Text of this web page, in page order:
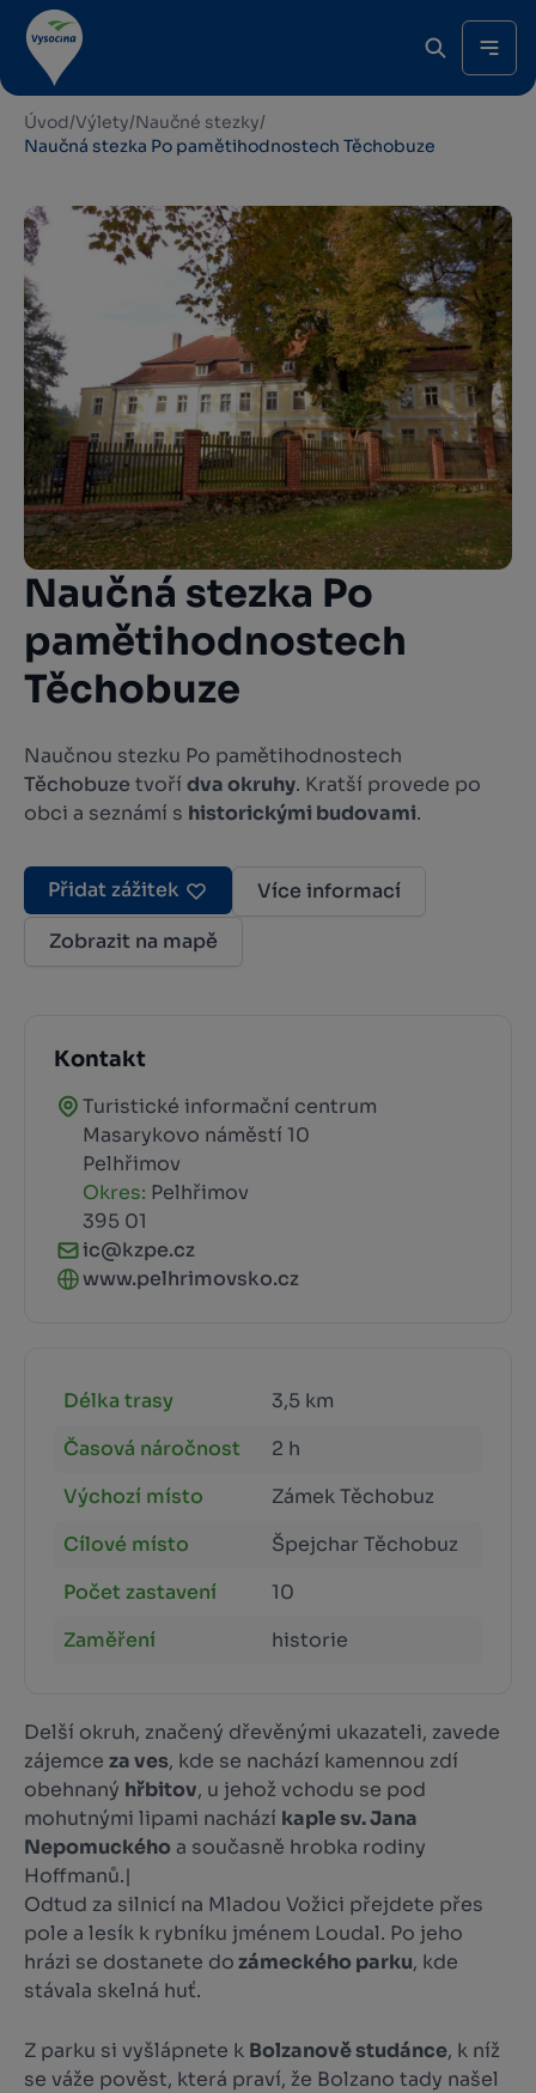
Úvod/Výlety/Naučné stezky/
Naučná stezka Po pamětihodnostech Těchobuze
Naučná stezka Po
pamětihodnostech
Těchobuze
Naučnou stezku Po pamětihodnostech
Těchobuze tvoří dva okruhy. Kratší provede po
obci a seznámí s historickými budovami.
Přidat zážitek
Více informací
Zobrazit na mapě
Kontakt
Turistické informační centrum
Masarykovo náměstí 10
Pelhřimov
Okres: Pelhřimov
395 01
ic@kzpe.cz
www.pelhrimovsko.cz
Délka trasy
3,5 km
Časová náročnost
2 h
Výchozí místo
Zámek Těchobuz
Cílové místo
Špejchar Těchobuz
Počet zastavení
10
Zaměření
historie
Delší okruh, značený dřevěnými ukazateli, zavede
zájemce za ves, kde se nachází kamennou zdí
obehnaný hřbitov, u jehož vchodu se pod
mohutnými lipami nachází kaple sv. Jana
Nepomuckého a současně hrobka rodiny
Hoffmanů.|
Odtud za silnicí na Mladou Vožici přejdete přes
pole a lesík k rybníku jménem Loudal. Po jeho
hrázi se dostanete dozámeckého parku, kde
stávala skelná huť.
Z parku si vyšlápnete k Bolzanově studánce, k níž
se váže pověst, která praví, že Bolzano tady našel